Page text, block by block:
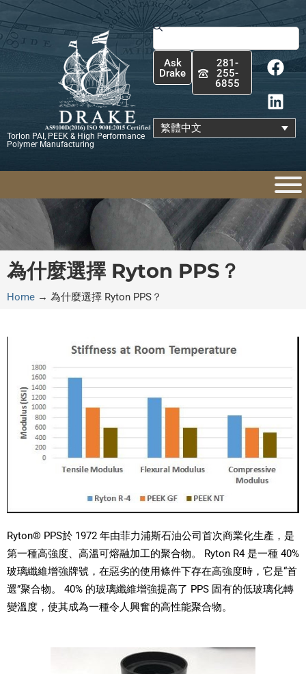
跳
至
主
Torlon PAI, PEEK & High Performance
Polymer Manufacturing
搜
尋
Ask
Drake
281-
255-
6855
F
a
c
e
b
o
k
L
i
n
k
e
d
n
繁體中文
為什麼選擇 Ryton PPS？
Home → 為什麼選擇 Ryton PPS？
Ryton® PPS於 1972 年由菲力浦斯石油公司首次商業化生產，是
第一種高強度、高溫可熔融加工的聚合物。 Ryton R4 是一種 40%
玻璃纖維增強牌號，在惡劣的使用條件下存在高強度時，它是“首
選”聚合物。 40% 的玻璃纖維增強提高了 PPS 固有的低玻璃化轉
變溫度，使其成為一種令人興奮的高性能聚合物。